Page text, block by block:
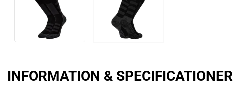
INFORMATION & SPECIFICATIONER